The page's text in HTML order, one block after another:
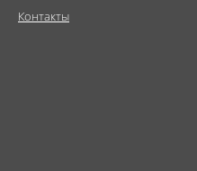
Контакты